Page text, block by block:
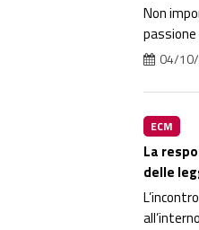
Non
04/
ECM
La
delle